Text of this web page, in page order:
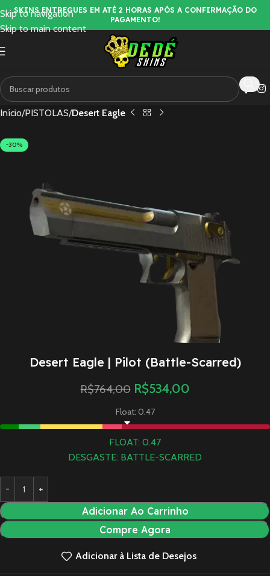
Skip to navigation
Skip to main content
SKINS ENTREGUES EM ATÉ 2 HORAS APÓS A CONFIRMAÇÃO DO
PAGAMENTO!
Início PISTOLAS Desert Eagle
-30%
Desert Eagle | Pilot (Battle-Scarred)
R$764,00 R$534,00
Float: 0.47
FLOAT: 0.47
DESGASTE: BATTLE-SCARRED
Adicionar Ao Carrinho
Compre Agora
Adicionar à Lista de Desejos